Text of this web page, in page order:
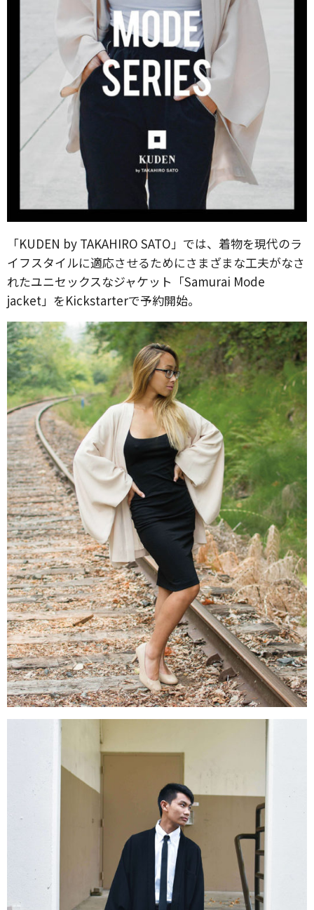
「KUDEN by TAKAHIRO SATO」では、着物を現代のラ
イフスタイルに適応させるためにさまざまな工夫がなさ
れたユニセックスなジャケット「Samurai Mode
jacket」をKickstarterで予約開始。